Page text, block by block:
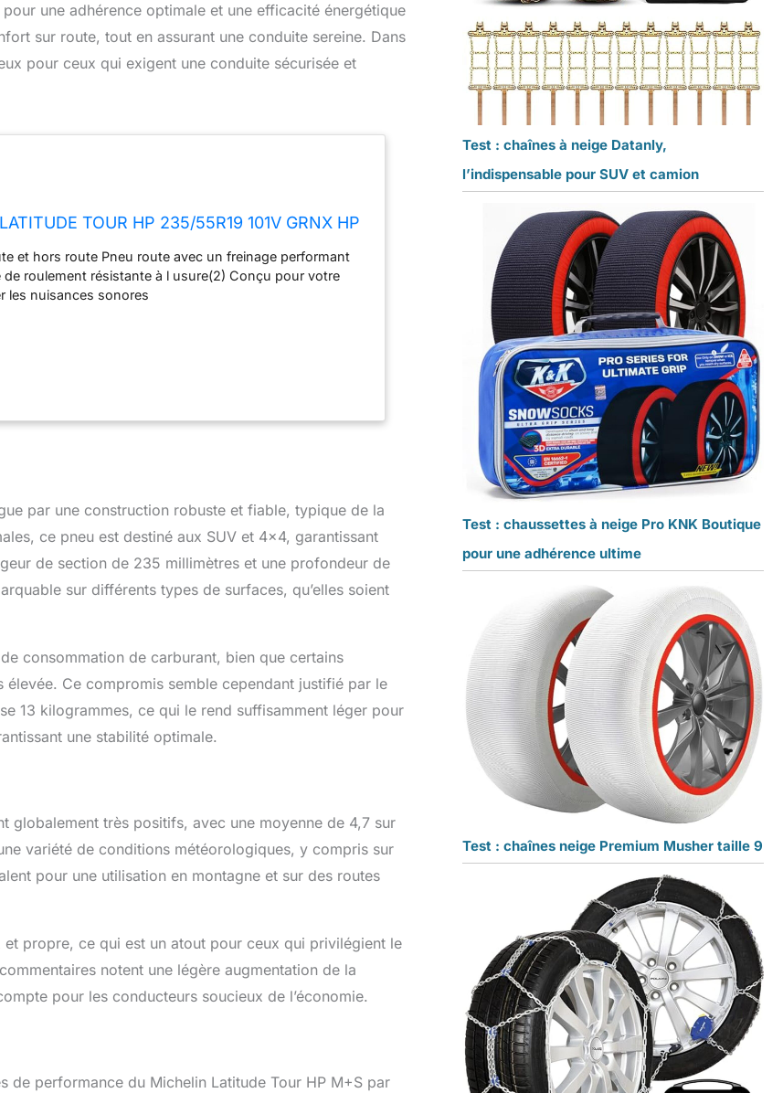
une adhérence optimale et une efficacité énergétique
sur route, tout en assurant une conduite sereine. Dans
pour ceux qui exigent une conduite sécurisée et
TOUR HP 235/55R19 101V GRNX HP
et hors route Pneu route avec un freinage performant
de roulement résistante à l usure(2) Conçu pour votre
les nuisances sonores
par une construction robuste et fiable, typique de la
ce pneu est destiné aux SUV et 4×4, garantissant
de section de 235 millimètres et une profondeur de
sur différents types de surfaces, qu’elles soient
consommation de carburant, bien que certains
Ce compromis semble cependant justifié par le
13 kilogrammes, ce qui le rend suffisamment léger pour
une stabilité optimale.
globalement très positifs, avec une moyenne de 4,7 sur
variété de conditions météorologiques, y compris sur
pour une utilisation en montagne et sur des routes
propre, ce qui est un atout pour ceux qui privilégient le
notent une légère augmentation de la
pour les conducteurs soucieux de l’économie.
de performance du Michelin Latitude Tour HP M+S par
Test : chaînes à neige Datanly,
l’indispensable pour SUV et camion
Test : chaussettes à neige Pro KNK Boutique
pour une adhérence ultime
Test : chaînes neige Premium Musher taille 9